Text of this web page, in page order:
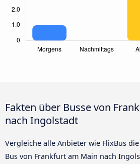
Fakten über Busse von
nach Ingolstadt
Vergleiche alle Anbieter wie FlixBus
Bus von Frankfurt am Main nach